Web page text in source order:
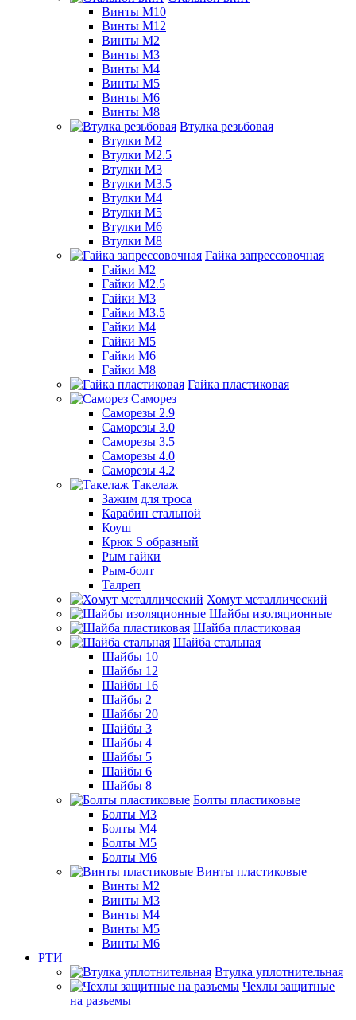
Винты М10
Винты М12
Винты М2
Винты М3
Винты М4
Винты М5
Винты М6
Винты М8
Втулка резьбовая
Втулки М2
Втулки М2.5
Втулки М3
Втулки М3.5
Втулки М4
Втулки М5
Втулки М6
Втулки М8
Гайка запрессовочная
Гайки М2
Гайки М2.5
Гайки М3
Гайки М3.5
Гайки М4
Гайки М5
Гайки М6
Гайки М8
Гайка пластиковая
Саморез
Саморезы 2.9
Саморезы 3.0
Саморезы 3.5
Саморезы 4.0
Саморезы 4.2
Такелаж
Зажим для троса
Карабин стальной
Коуш
Крюк S образный
Рым гайки
Рым-болт
Талреп
Хомут металлический
Шайбы изоляционные
Шайба пластиковая
Шайба стальная
Шайбы 10
Шайбы 12
Шайбы 16
Шайбы 2
Шайбы 20
Шайбы 3
Шайбы 4
Шайбы 5
Шайбы 6
Шайбы 8
Болты пластиковые
Болты М3
Болты М4
Болты М5
Болты М6
Винты пластиковые
Винты М2
Винты М3
Винты М4
Винты М5
Винты М6
РТИ
Втулка уплотнительная
Чехлы защитные
на разъемы